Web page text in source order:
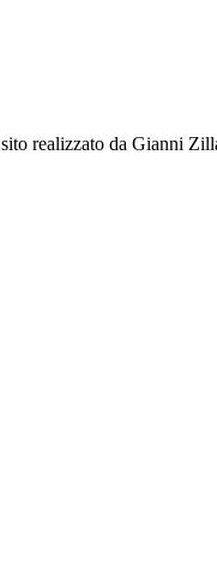
sito realizzato da Gianni